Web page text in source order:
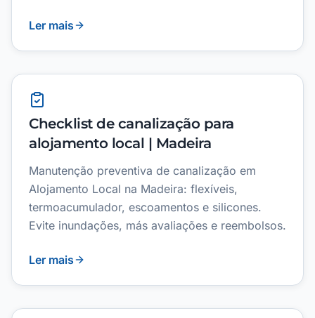
Ler mais
Checklist de canalização para
alojamento local | Madeira
Manutenção preventiva de canalização em
Alojamento Local na Madeira: flexíveis,
termoacumulador, escoamentos e silicones.
Evite inundações, más avaliações e reembolsos.
Ler mais